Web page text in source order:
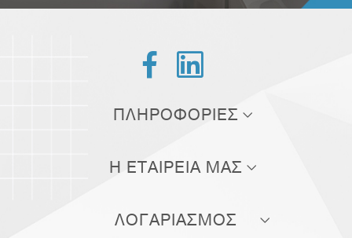
 
ΠΛΗΡΟΦΟΡΙΕΣ
Η ΕΤΑΙΡΕΙΑ ΜΑΣ
ΛΟΓΑΡΙΑΣΜΟΣ